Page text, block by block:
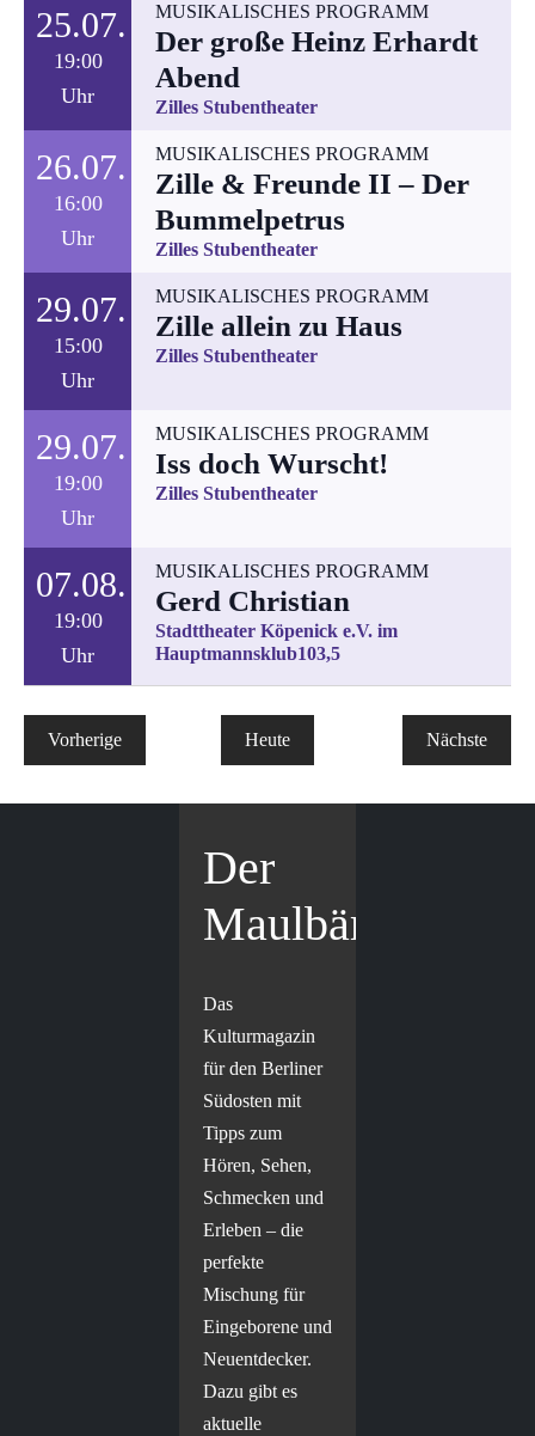
25.07.
19:00
Uhr
MUSIKALISCHES PROGRAMM
Der große Heinz Erhardt
Abend
Zilles Stubentheater
26.07.
16:00
Uhr
MUSIKALISCHES PROGRAMM
Zille & Freunde II – Der
Bummelpetrus
Zilles Stubentheater
29.07.
15:00
Uhr
MUSIKALISCHES PROGRAMM
Zille allein zu Haus
Zilles Stubentheater
29.07.
19:00
Uhr
MUSIKALISCHES PROGRAMM
Iss doch Wurscht!
Zilles Stubentheater
07.08.
19:00
Uhr
MUSIKALISCHES PROGRAMM
Gerd Christian
Stadttheater Köpenick e.V. im
Hauptmannsklub103,5
Vorherige
Veranstaltungen
Heute Nächste
Der
Maulbär
Das
Kulturmagazin
für den Berliner
Südosten mit
Tipps zum
Hören, Sehen,
Schmecken und
Erleben – die
perfekte
Mischung für
Eingeborene und
Neuentdecker.
Dazu gibt es
aktuelle